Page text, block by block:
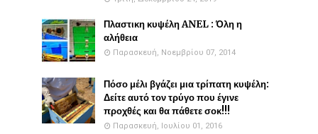
Πλαστικη κυψέλη ANEL : Όλη η
αλήθεια
Παρασκευή, Νοεμβρίου 07, 2014
Πόσο μέλι βγάζει μια τρίπατη κυψέλη:
Δείτε αυτό τον τρύγο που έγινε
προχθές και θα πάθετε σοκ!!!
Παρασκευή, Ιουλίου 01, 2016